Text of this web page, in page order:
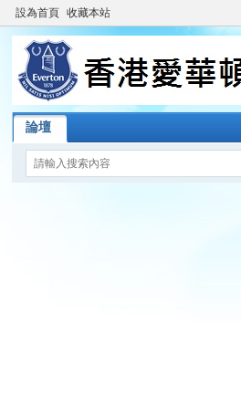
設為首頁 收藏本站
論壇